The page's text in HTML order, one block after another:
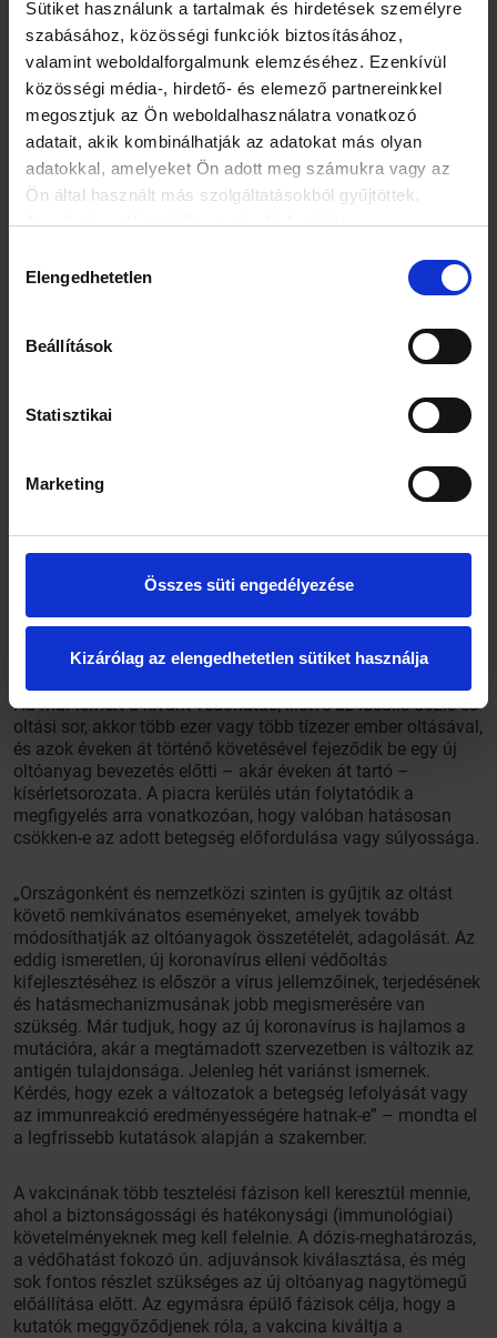
Sütiket használunk a tartalmak és hirdetések személyre
szabásához, közösségi funkciók biztosításához,
valamint weboldalforgalmunk elemzéséhez. Ezenkívül
közösségi média-, hirdető- és elemező partnereinkkel
megosztjuk az Ön weboldalhasználatra vonatkozó
adatait, akik kombinálhatják az adatokat más olyan
adatokkal, amelyeket Ön adott meg számukra vagy az
Ön által használt más szolgáltatásokból gyűjtöttek.
Az adatkezelési tájékoztató elérhető itt.
kiválasztása
Elengedhetetlen
Beállítások
Statisztikai
Marketing
Összes süti engedélyezése
Kizárólag az elengedhetetlen sütiket használja
elölt teljes sejtinfluenza-vakcináról beszélünk.
„Ennek az oltóanyagnak az előállítási technológiája jól
kidolgozott, csak a vírus összetevője változik évről-évre
annak alapján, hogy az előző járványban mely típusok
fordultak elő leggyakrabban. Így lehetséges, hogy az új
influenza-vakcina gyártásához fél év is elegendő. A
koronavírusvakcina-kutatásban ennél sokkal bonyolultabb
módszereket is alkalmaznak. Jelenleg több mint száz
várományos vakcinát tartanak nyilván a hatóságok. Ez
vírus és az immunválasz összefüggése kapcsán” –
Ha már ismert a kívánt védőhatás, illetve az ideális dózis és
oltási sor, akkor több ezer vagy több tízezer ember oltásával,
és azok éveken át történő követésével fejeződik be egy új
oltóanyag bevezetés előtti – akár éveken át tartó –
kísérletsorozata. A piacra kerülés után folytatódik a
megfigyelés arra vonatkozóan, hogy valóban hatásosan
csökken-e az adott betegség előfordulása vagy súlyossága.
„Országonként és nemzetközi szinten is gyűjtik az oltást
követő nemkívánatos eseményeket, amelyek tovább
módosíthatják az oltóanyagok összetételét, adagolását. Az
eddig ismeretlen, új koronavírus elleni védőoltás
kifejlesztéséhez is először a vírus jellemzőinek, terjedésének
és hatásmechanizmusának jobb megismerésére van
szükség. Már tudjuk, hogy az új koronavírus is hajlamos a
mutációra, akár a megtámadott szervezetben is változik az
antigén tulajdonsága. Jelenleg hét variánst ismernek.
Kérdés, hogy ezek a változatok a betegség lefolyását vagy
az immunreakció eredményességére hatnak-e” – mondta el
a legfrissebb kutatások alapján a szakember.
A vakcinának több tesztelési fázison kell keresztül mennie,
ahol a biztonságossági és hatékonysági (immunológiai)
követelményeknek meg kell felelnie. A dózis-meghatározás,
a védőhatást fokozó ún. adjuvánsok kiválasztása, és még
sok fontos részlet szükséges az új oltóanyag nagytömegű
előállítása előtt. Az egymásra épülő fázisok célja, hogy a
kutatók meggyőződjenek róla, a vakcina kiváltja a